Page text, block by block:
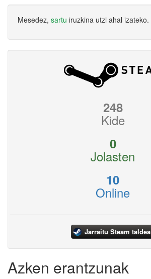
Mesedez, sartu iruzkina utzi ahal izateko.
248
Kide
0
Jolasten
10
Online
Jarraitu Steam taldea
Azken erantzunak